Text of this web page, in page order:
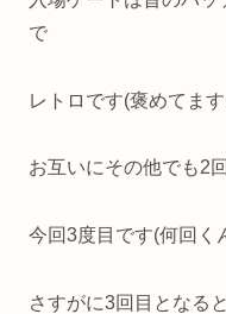
で
レトロです(褒めてま
お互いにその他でも2
今回3度目です(何回く
さすがに3回目となる